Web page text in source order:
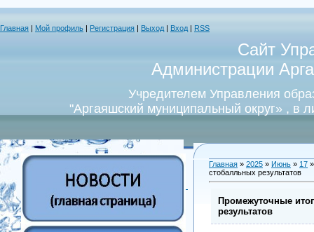
Главная Мой профиль Регистрация Выход Вход RSS
Сайт
Администрации
Учредителем Управления
"Аргаяшский муниципальный округ» , в
Главная » 2025 » Июнь » 17
стобалльных результатов
Промежуточные
результатов